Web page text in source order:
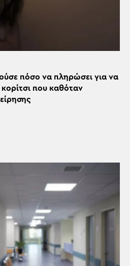
πόσο να πληρώσει για να
που καθόταν